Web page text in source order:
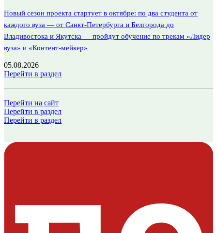
Новый сезон проекта стартует в октябре: по два студента от
каждого вуза — от Санкт-Петербурга и Белгорода до
Владивостока и Якутска — пройдут обучение по трекам «Лидер
вуза» и «Контент-мейкер»
05.08.2026
Перейти в раздел
Перейти на сайт
Перейти в раздел
Перейти в раздел